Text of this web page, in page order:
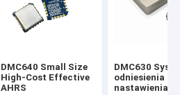
DMC640 Small Size
High-Cost Effective
AHRS
DMC630
odniesienia
nastawienia o